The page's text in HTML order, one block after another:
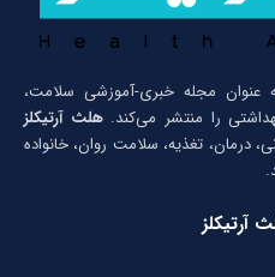
سال 1396 به عنوان مجله خبری-آموزشی سلامت،
را منتشر می‌کند.هلث آرتیکلز
درمان، تغذیه، سلامت روان، خانواده
آرتیکلز